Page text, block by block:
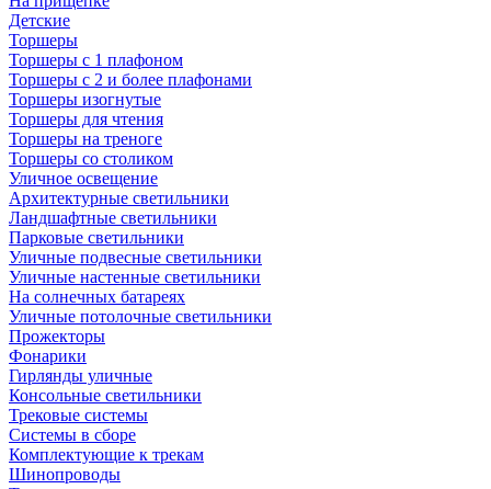
Детские
Торшеры
Торшеры с 1 плафоном
Торшеры с 2 и более плафонами
Торшеры изогнутые
Торшеры для чтения
Торшеры на треноге
Торшеры со столиком
Уличное освещение
Архитектурные светильники
Ландшафтные светильники
Парковые светильники
Уличные подвесные светильники
Уличные настенные светильники
На солнечных батареях
Уличные потолочные светильники
Прожекторы
Фонарики
Гирлянды уличные
Консольные светильники
Трековые системы
Системы в сборе
Комплектующие к трекам
Шинопроводы